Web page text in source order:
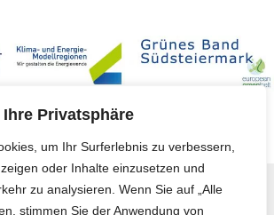
Privatsphäre
um Ihr Surferlebnis zu verbessern,
oder Inhalte einzusetzen und
zu analysieren. Wenn Sie auf „Alle
stimmen Sie der Anwendung von
© 2023 -Koerbler GmbH